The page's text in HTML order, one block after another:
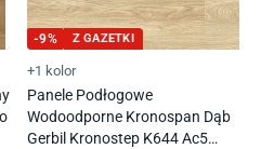
-9% Z GAZETKI
+1 kolor
Panele Podłogowe
Wodoodporne Kronospan Dąb
Gerbil Kronostep K644 Ac5